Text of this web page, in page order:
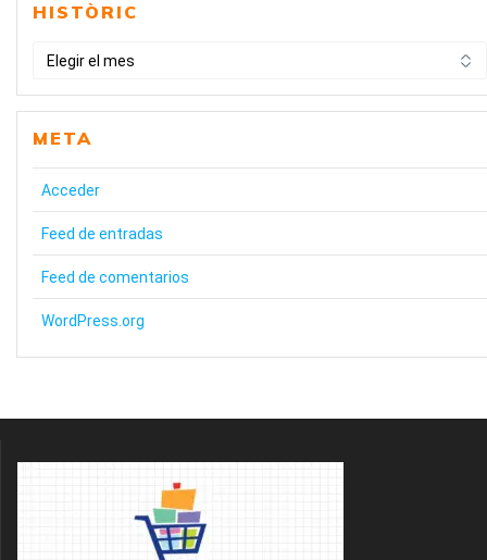
HISTÒRIC
HISTÒRIC
META
Acceder
Feed de entradas
Feed de comentarios
WordPress.org